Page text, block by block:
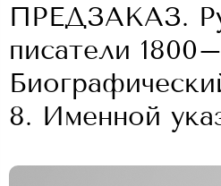
ПРЕДЗАКАЗ.
писатели
8. Именной